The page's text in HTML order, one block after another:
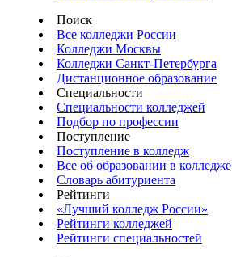
Поиск
Все колледжи России
Колледжи Москвы
Колледжи Санкт-Петербурга
Дистанционное образование
Специальности
Специальности колледжей
Подбор по профессии
Поступление
Поступление в колледж
Все об образовании в колледже
Словарь абитуриента
Рейтинги
«Лучший колледж России»
Рейтинги колледжей
Рейтинги специальностей